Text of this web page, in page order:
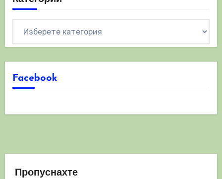
Facebook
Пропуснахте